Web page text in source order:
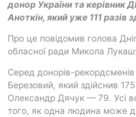
донор України та
Аноткін, який уже 111 разів
Про це повідомив голова
обласної ради Микола
Серед донорів-
Березовий, який здійснив
Олександр Дячук — 79. Усі
того, як одна людина може